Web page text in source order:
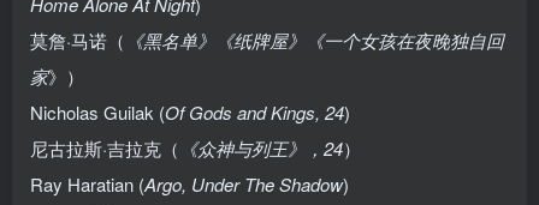
莫詹·马诺（ 《黑名单》《纸牌屋》《一个女孩在夜晚独自回
家》）
Nicholas Guilak (Of Gods and Kings, 24)
尼古拉斯·吉拉克（ 《众神与列王》，24）
Ray Haratian (Argo, Under The Shadow)